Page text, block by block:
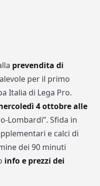
prevendita di
per il primo
Italia di Lega Pro.
4 ottobre alle
Lombardi”. Sfida in
e calci di
dei 90 minuti
info e prezzi dei